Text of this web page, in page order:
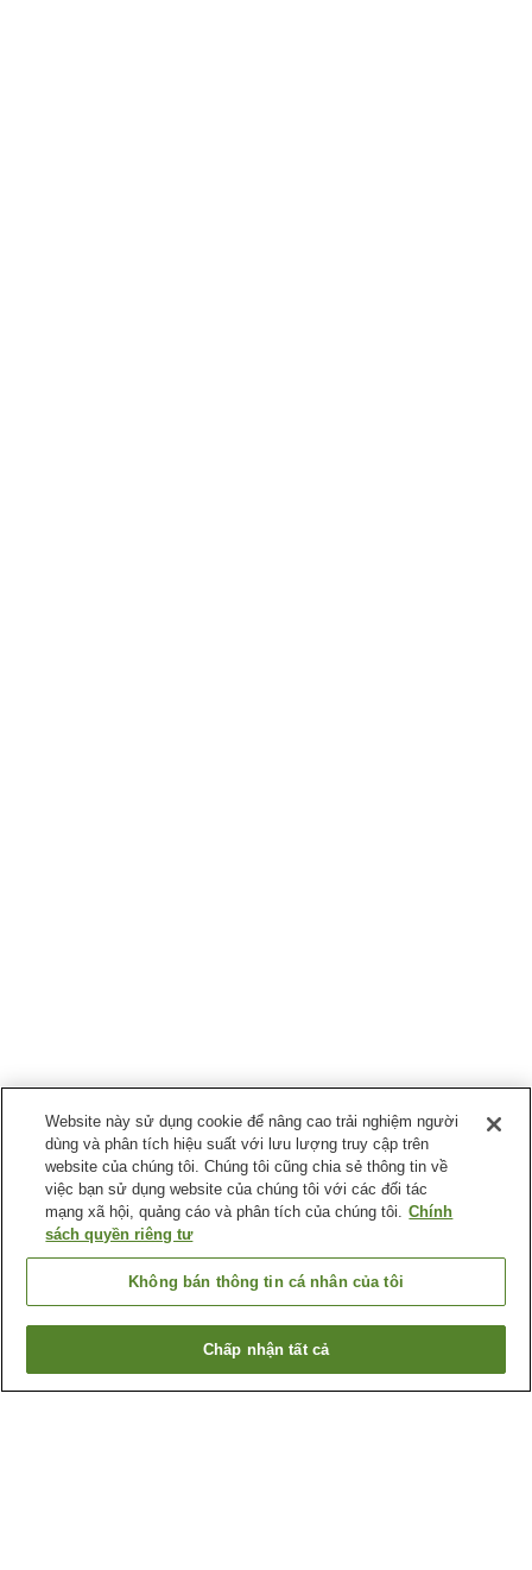
Quay lại trang trước
Website này sử dụng cookie để nâng cao trải nghiệm người
dùng và phân tích hiệu suất với lưu lượng truy cập trên
website của chúng tôi. Chúng tôi cũng chia sẻ thông tin về
việc bạn sử dụng website của chúng tôi với các đối tác
mạng xã hội, quảng cáo và phân tích của chúng tôi. Chính
sách quyền riêng tư
Không bán thông tin cá nhân của tôi
Chấp nhận tất cả